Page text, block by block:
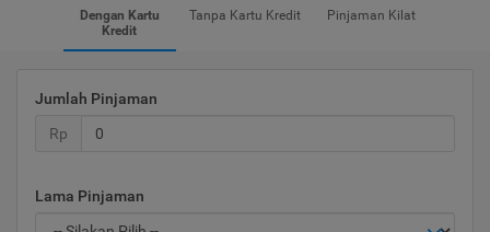
Dengan Kartu
Kredit
Tanpa Kartu Kredit Pinjaman Kilat
Jumlah Pinjaman
Rp
Lama Pinjaman